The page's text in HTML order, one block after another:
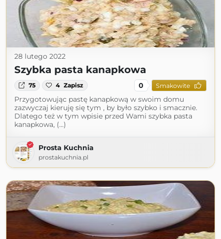
28 lutego 2022
Szybka pasta kanapkowa
75 4 Zapisz 0 Smakowite
Przygotowując pastę kanapkową w swoim domu
zazwyczaj kieruję się tym , by było szybko i smacznie.
Dlatego też w tym wpisie przed Wami szybka pasta
kanapkowa, (...)
Prosta Kuchnia
prostakuchnia.pl